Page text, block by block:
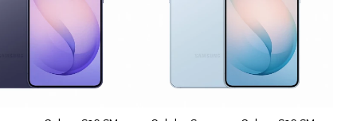
COMPARAR COMPARAR